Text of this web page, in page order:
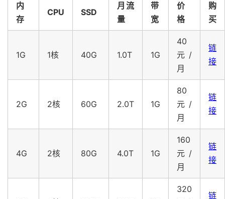
内
存
CPU SSD
月流
量
带
宽
价
格
购
买
1G 1核 40G 1.0T 1G
40
元/
月
链
接
2G 2核 60G 2.0T 1G
80
元/
月
链
接
4G 2核 80G 4.0T 1G
160
元/
月
链
接
320
链